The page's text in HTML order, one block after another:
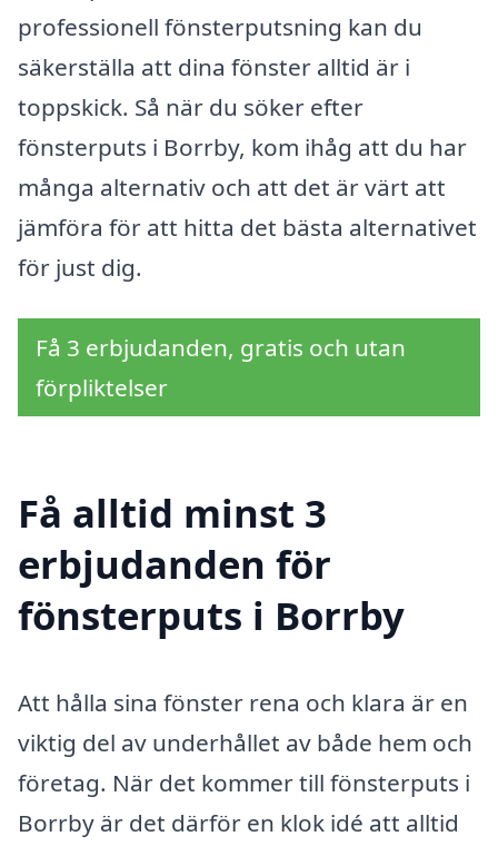
professionell fönsterputsning kan du
säkerställa att dina fönster alltid är i
toppskick. Så när du söker efter
fönsterputs i Borrby, kom ihåg att du har
många alternativ och att det är värt att
jämföra för att hitta det bästa alternativet
för just dig.
Få 3 erbjudanden, gratis och utan
förpliktelser
Få alltid minst 3
erbjudanden för
fönsterputs i Borrby
Att hålla sina fönster rena och klara är en
viktig del av underhållet av både hem och
företag. När det kommer till fönsterputs i
Borrby är det därför en klok idé att alltid